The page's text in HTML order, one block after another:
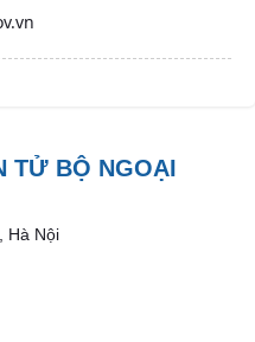
TỬ BỘ NGOẠI
Hà Nội